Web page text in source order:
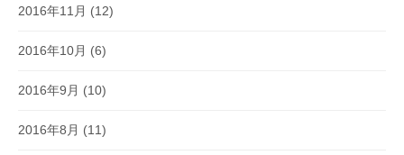
2016年11月 (12)
2016年10月 (6)
2016年9月 (10)
2016年8月 (11)